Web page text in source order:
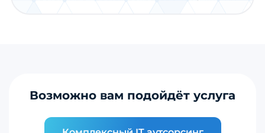
Возможно вам подойдёт услуга